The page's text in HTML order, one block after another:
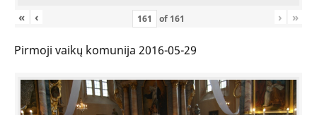
« ‹ of 161 › »
Pirmoji vaikų komunija 2016-05-29